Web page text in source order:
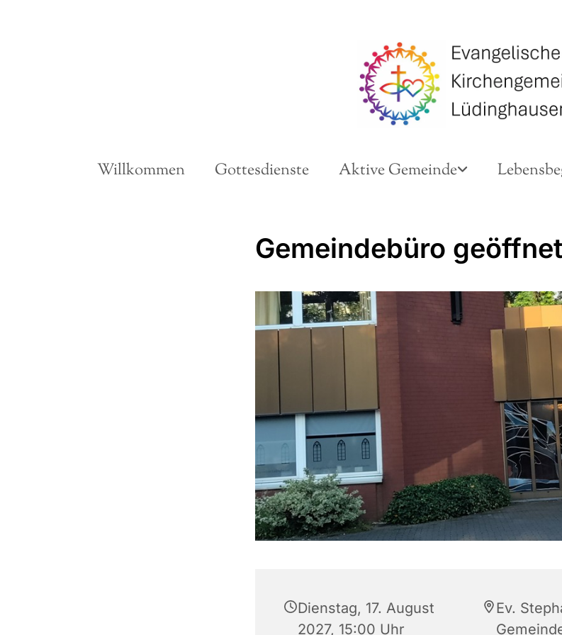
Willkommen Gottesdienste Aktive Gemeinde
Gemeindebüro geöffnet
Dienstag, 17. August
2027, 15:00 Uhr
Ev.